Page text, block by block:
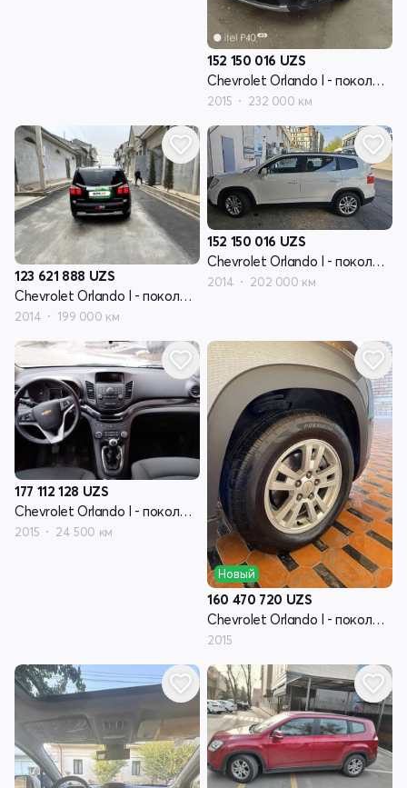
152 150 016 UZS
Chevrolet Orlando I - поколение
2015 232 000 км
123 621 888 UZS
Chevrolet Orlando I - поколение
2014 199 000 км
152 150 016 UZS
Chevrolet Orlando I - поколение
2014 202 000 км
177 112 128 UZS
Chevrolet Orlando I - поколение
2015 24 500 км
Новый
160 470 720 UZS
Chevrolet Orlando I - поколение
2015